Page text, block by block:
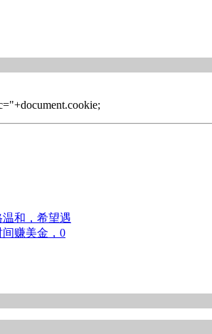
温和，希望遇
赚美金，0